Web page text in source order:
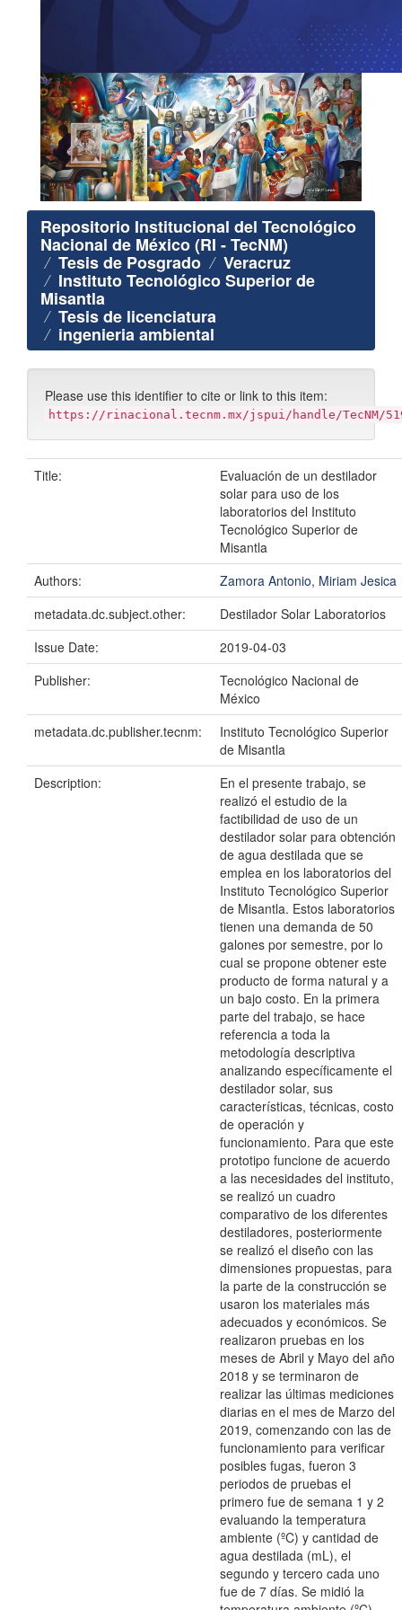
Repositorio Institucional del Tecnológico
Nacional de México (RI - TecNM)
Tesis de Posgrado Veracruz
Instituto Tecnológico Superior de
Misantla
Tesis de licenciatura
ingenieria ambiental
Please use this identifier to cite or link to this item:
https://rinacional.tecnm.mx/jspui/handle/TecNM/
Title:
Evaluación de un destilador
solar para uso de los
laboratorios del Instituto
Tecnológico Superior de
Misantla
Authors:
Zamora Antonio, Miriam Jesica
metadata.dc.subject.other:
Destilador Solar Laboratorios
Issue Date:
2019-04-03
Publisher:
Tecnológico Nacional de
México
metadata.dc.publisher.tecnm:
Instituto Tecnológico Superior
de Misantla
Description:
En el presente trabajo, se
realizó el estudio de la
factibilidad de uso de un
destilador solar para obtención
de agua destilada que se
emplea en los laboratorios del
Instituto Tecnológico Superior
de Misantla. Estos laboratorios
tienen una demanda de 50
galones por semestre, por lo
cual se propone obtener este
producto de forma natural y a
un bajo costo. En la primera
parte del trabajo, se hace
referencia a toda la
metodología descriptiva
analizando específicamente el
destilador solar, sus
características, técnicas, costo
de operación y
funcionamiento. Para que este
prototipo funcione de acuerdo
a las necesidades del instituto,
se realizó un cuadro
comparativo de los diferentes
destiladores, posteriormente
se realizó el diseño con las
dimensiones propuestas, para
la parte de la construcción se
usaron los materiales más
adecuados y económicos. Se
realizaron pruebas en los
meses de Abril y Mayo del año
2018 y se terminaron de
realizar las últimas mediciones
diarias en el mes de Marzo del
2019, comenzando con las de
funcionamiento para verificar
posibles fugas, fueron 3
periodos de pruebas el
primero fue de semana 1 y 2
evaluando la temperatura
ambiente (ºC) y cantidad de
agua destilada (mL), el
segundo y tercero cada uno
fue de 7 días. Se midió la